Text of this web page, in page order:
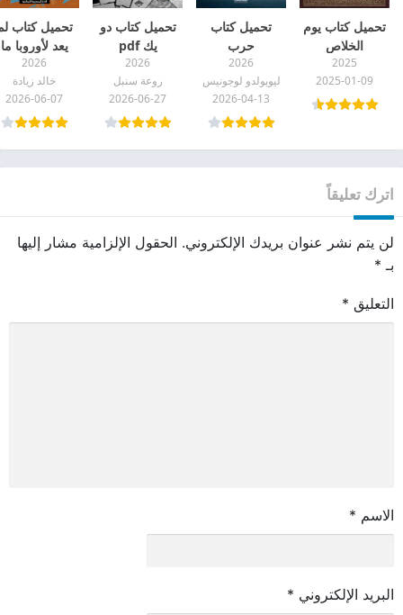
تحميل كتاب يوم
الخلاص
2025
2025-01-09
تحميل كتاب
حرب
الجاوتشوس pdf
2026
ليوبولدو لوجونيس
2026-04-13
تحميل كتاب دو
يك pdf
2026
روعة سنبل
2026-06-27
تحميل كتاب
يعد لأوروبا ما
تقدمه للعرب
pdf
2026
خالد زيادة
2026-06-07
اترك تعليقاً
لن يتم نشر عنوان بريدك الإلكتروني. الحقول الإلزامية مشار إليها
بـ *
التعليق *
الاسم *
البريد الإلكتروني *